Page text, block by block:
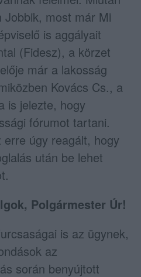
most már Mi
is aggályait
(Fidesz), a körzet
már a lakosság
Kovács Cs., a
is jelezte, hogy
fórumot tartani.
úgy reagált, hogy
után be lehet
Polgármester Úr!
is az ügynek,
az
során benyújtott